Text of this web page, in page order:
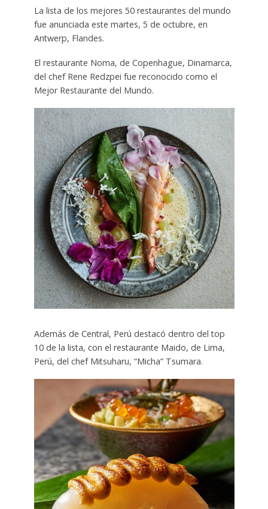
La lista de los mejores 50 restaurantes del mundo
fue anunciada este martes, 5 de octubre, en
Antwerp, Flandes.
El restaurante Noma, de Copenhague, Dinamarca,
del chef Rene Redzpei fue reconocido como el
Mejor Restaurante del Mundo.
Además de Central, Perú destacó dentro del top
10 de la lista, con el restaurante Maido, de Lima,
Perú, del chef Mitsuharu, “Micha” Tsumara.